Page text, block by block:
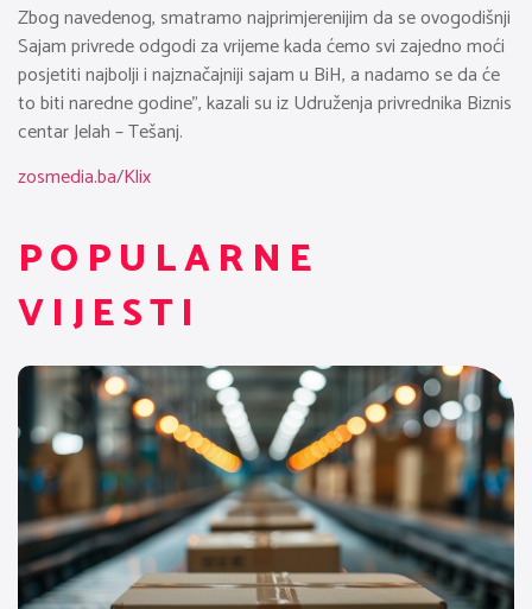
Zbog navedenog, smatramo najprimjerenijim da se ovogodišnji
Sajam privrede odgodi za vrijeme kada ćemo svi zajedno moći
posjetiti najbolji i najznačajniji sajam u BiH, a nadamo se da će
to biti naredne godine”, kazali su iz Udruženja privrednika Biznis
centar Jelah – Tešanj.
zosmedia.ba/Klix
POPULARNE
VIJESTI